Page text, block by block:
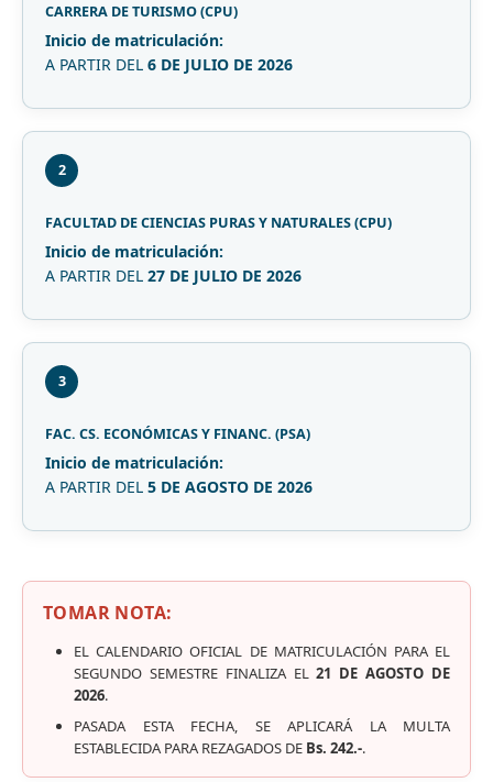
CARRERA DE TURISMO (CPU)
Inicio de matriculación:
A PARTIR DEL 6 DE JULIO DE 2026
2
FACULTAD DE CIENCIAS PURAS Y NATURALES (CPU)
Inicio de matriculación:
A PARTIR DEL 27 DE JULIO DE 2026
3
FAC. CS. ECONÓMICAS Y FINANC. (PSA)
Inicio de matriculación:
A PARTIR DEL 5 DE AGOSTO DE 2026
TOMAR NOTA:
EL CALENDARIO OFICIAL DE MATRICULACIÓN PARA EL
SEGUNDO SEMESTRE FINALIZA EL21 DE AGOSTO DE
2026.
PASADA ESTA FECHA, SE APLICARÁ LA MULTA
ESTABLECIDA PARA REZAGADOS DE Bs. 242.-.